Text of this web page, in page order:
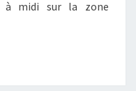
à midi sur la zone